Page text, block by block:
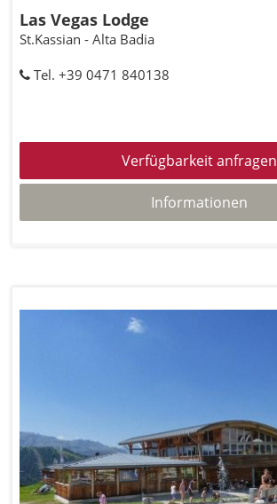
Las Vegas Lodge
St.Kassian - Alta Badia
Tel. +39 0471 840138
Verfügbarkeit anfragen
Informationen